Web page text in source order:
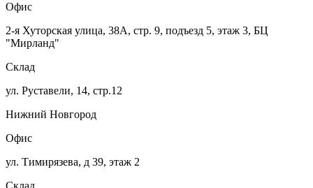
Офис
2-я Хуторская улица, 38А, стр. 9, подъезд 5, этаж 3, БЦ
"Мирланд"
Склад
ул. Руставели, 14, стр.12
Нижний Новгород
Офис
ул. Тимирязева, д 39, этаж 2